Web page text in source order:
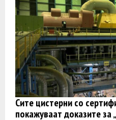
Сите цистерни со
покажуваат доказите за